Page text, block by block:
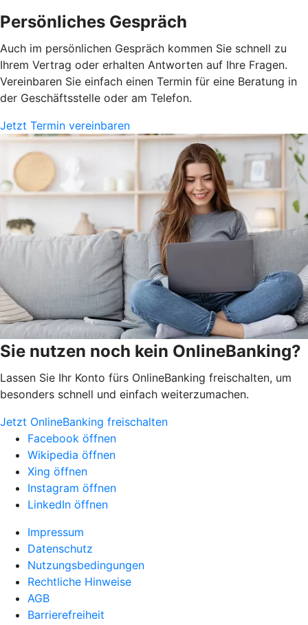
Persönliches Gespräch
Auch im persönlichen Gespräch kommen Sie schnell zu
Ihrem Vertrag oder erhalten Antworten auf Ihre Fragen.
Vereinbaren Sie einfach einen Termin für eine Beratung in
der Geschäftsstelle oder am Telefon.
Jetzt Termin vereinbaren
Sie nutzen noch kein OnlineBanking?
Lassen Sie Ihr Konto fürs OnlineBanking freischalten, um
besonders schnell und einfach weiterzumachen.
Jetzt OnlineBanking freischalten
Facebook öffnen
Wikipedia öffnen
Xing öffnen
Instagram öffnen
LinkedIn öffnen
Impressum
Datenschutz
Nutzungsbedingungen
Rechtliche Hinweise
AGB
Barrierefreiheit